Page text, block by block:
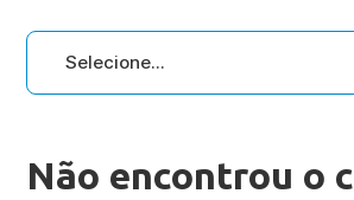
Selecione...
Não encontrou o